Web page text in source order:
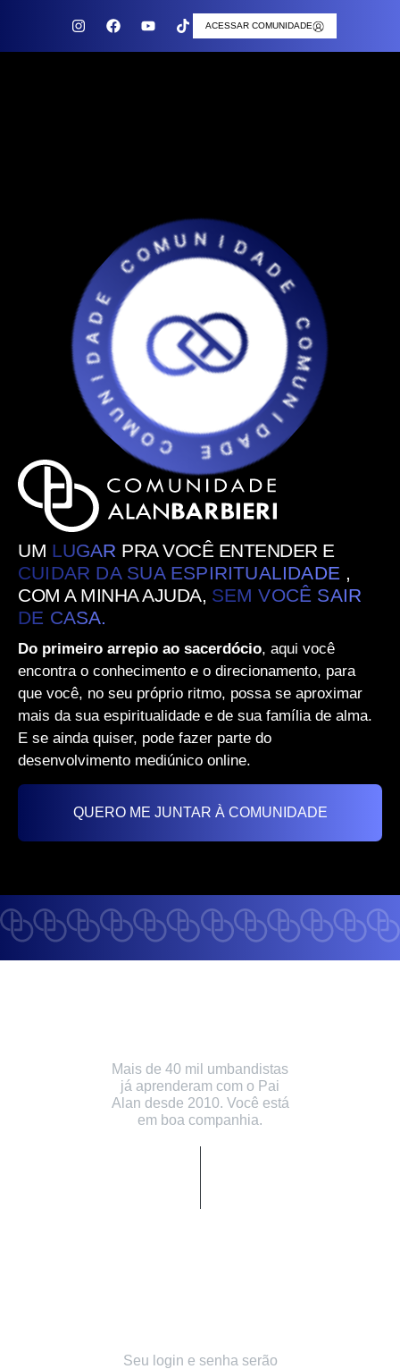
ACESSAR COMUNIDADE
UM LUGAR PRA VOCÊ ENTENDER E
CUIDAR DA SUA ESPIRITUALIDADE
COM A MINHA AJUDA, SEM VOCÊ SAIR
DE CASA.
Do primeiro arrepio ao sacerdócio, aqui você
encontra o conhecimento e o direcionamento, para
que você, no seu próprio ritmo, possa se aproximar
mais da sua espiritualidade e de sua família de alma.
E se ainda quiser, pode fazer parte do
desenvolvimento mediúnico online.
QUERO ME JUNTAR À COMUNIDADE
Mais de 40 mil umbandistas
já aprenderam com o Pai
Alan desde 2010. Você está
em boa companhia.
Seu login e senha serão